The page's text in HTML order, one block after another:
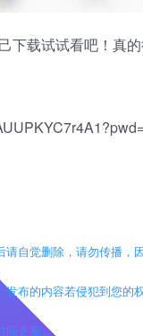
下载试试看吧！真的
自觉删除，请勿传播，
布的内容若侵犯到您的
间更新。